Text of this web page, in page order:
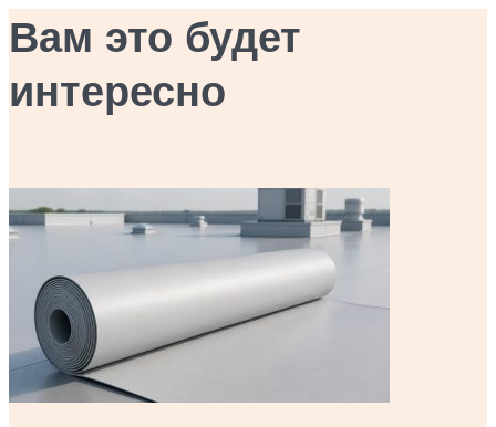
Вам это будет
интересно